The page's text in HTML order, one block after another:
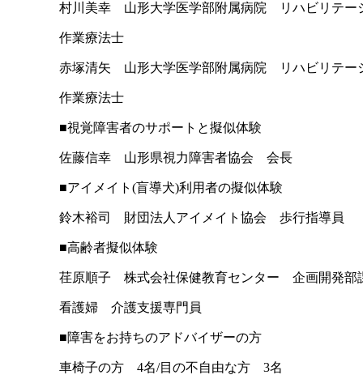
村川美幸 山形大学医学部附属病院 リハビリテー
作業療法士
赤塚清矢 山形大学医学部附属病院 リハビリテー
作業療法士
■視覚障害者のサポートと擬似体験
佐藤信幸 山形県視力障害者協会 会長
■アイメイト(盲導犬)利用者の擬似体験
鈴木裕司 財団法人アイメイト協会 歩行指導員
■高齢者擬似体験
荏原順子 株式会社保健教育センター 企画開発部
看護婦 介護支援専門員
■障害をお持ちのアドバイザーの方
車椅子の方 4名/目の不自由な方 3名